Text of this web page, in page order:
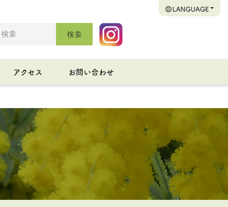
検索
アクセス お問い合わせ